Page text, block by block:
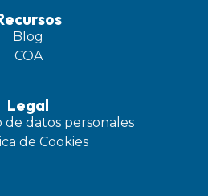
Blog
COA
Legal
de datos personales
de Cookies